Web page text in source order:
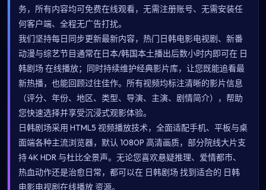
务，所有内容均可免费在线观看，无需注册账号、无需安装任
何客户端、全程无广告打扰。
我们坚持每日同步更新最新内容，热门日韩电影电视剧、新番
动漫与综艺节目通常在日本/韩国本土播出后数小时内即可在 日
韩剧场 在线播放；同时持续维护经典影片库，让您既能追看最
新热播，也能回顾过往佳作。所有视频均标注清晰的影片信息
（评分、年份、地区、类型、导演、主演、剧情简介），帮助
您快速选择并享受沉浸式观影体验。
日韩剧场采用 HTML5 视频播放技术，全面适配手机、平板与桌
面端各种主流浏览器，默认 1080P 高清画质，部分院线大片支
持 4K HDR 与杜比全景声。无论您喜欢悬疑推理、爱情都市、
热血动作还是治愈日常，都可以在 日韩剧场 找到适合的 日韩
电影电视剧在线播放 资源。